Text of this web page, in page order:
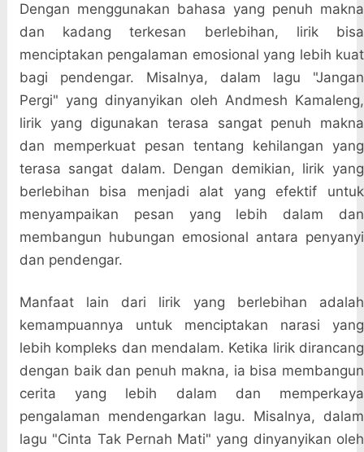
Dengan menggunakan bahasa yang penuh makna
dan kadang terkesan berlebihan, lirik bisa
menciptakan pengalaman emosional yang lebih kuat
bagi pendengar. Misalnya, dalam lagu "Jangan
Pergi" yang dinyanyikan oleh Andmesh Kamaleng,
lirik yang digunakan terasa sangat penuh makna
dan memperkuat pesan tentang kehilangan yang
terasa sangat dalam. Dengan demikian, lirik yang
berlebihan bisa menjadi alat yang efektif untuk
menyampaikan pesan yang lebih dalam dan
membangun hubungan emosional antara penyanyi
dan pendengar.
Manfaat lain dari lirik yang berlebihan adalah
kemampuannya untuk menciptakan narasi yang
lebih kompleks dan mendalam. Ketika lirik dirancang
dengan baik dan penuh makna, ia bisa membangun
cerita yang lebih dalam dan memperkaya
pengalaman mendengarkan lagu. Misalnya, dalam
lagu "Cinta Tak Pernah Mati" yang dinyanyikan oleh